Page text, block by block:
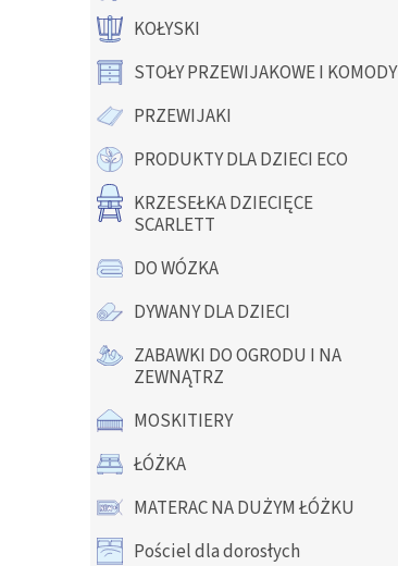
KOŁYSKI
STOŁY PRZEWIJAKOWE I KOMODY
PRZEWIJAKI
PRODUKTY DLA DZIECI ECO
KRZESEŁKA DZIECIĘCE
SCARLETT
DO WÓZKA
DYWANY DLA DZIECI
ZABAWKI DO OGRODU I NA
ZEWNĄTRZ
MOSKITIERY
ŁÓŻKA
MATERAC NA DUŻYM ŁÓŻKU
Pościel dla dorosłych